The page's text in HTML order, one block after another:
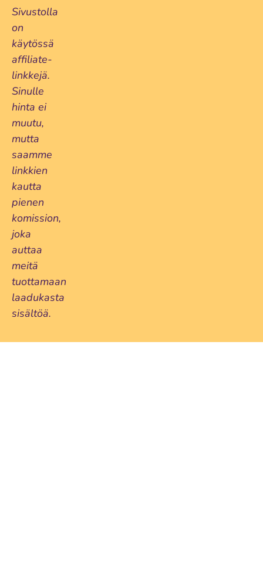
Sivustolla
on
käytössä
affiliate-
linkkejä.
Sinulle
hinta ei
muutu,
mutta
saamme
linkkien
kautta
pienen
komission,
joka
auttaa
meitä
tuottamaan
laadukasta
sisältöä.